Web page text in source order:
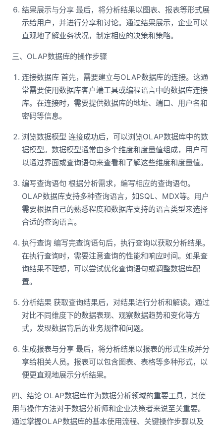
结果展示与分享 最后，将分析结果以图表、报表等形式展
示给用户，并进行分享和讨论。通过结果展示，企业可以
直观地了解业务状况，制定相应的决策和策略。
三、OLAP数据库的操作步骤
连接数据库 首先，需要建立与OLAP数据库的连接。这通
常需要使用数据库客户端工具或编程语言中的数据库连接
库。在连接时，需要提供数据库的地址、端口、用户名和
密码等信息。
浏览数据模型 连接成功后，可以浏览OLAP数据库中的数
据模型。数据模型通常由多个维度和度量值组成，用户可
以通过界面或查询语句来查看和了解这些维度和度量值。
编写查询语句 根据分析需求，编写相应的查询语句。
OLAP数据库支持多种查询语言，如SQL、MDX等。用户
需要根据自己的熟悉程度和数据库支持的语言类型来选择
合适的查询语言。
执行查询 编写完查询语句后，执行查询以获取分析结果。
在执行查询时，需要注意查询的性能和响应时间。如果查
询结果不理想，可以尝试优化查询语句或调整数据库配
置。
分析结果 获取查询结果后，对结果进行分析和解读。通过
对比不同维度下的数据表现、观察数据趋势和变化等方
式，发现数据背后的业务规律和问题。
生成报表与分享 最后，将分析结果以报表的形式生成并分
享给相关人员。报表可以包含图表、表格等多种形式，以
便更直观地展示分析结果。
四、结论 OLAP数据库作为数据分析领域的重要工具，其使
用与操作方法对于数据分析师和企业决策者来说至关重要。
通过掌握OLAP数据库的基本使用流程、关键操作步骤以及